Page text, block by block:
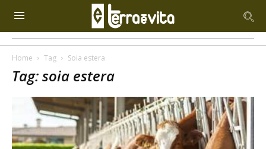
Home Tag Soia estera
Tag: soia estera